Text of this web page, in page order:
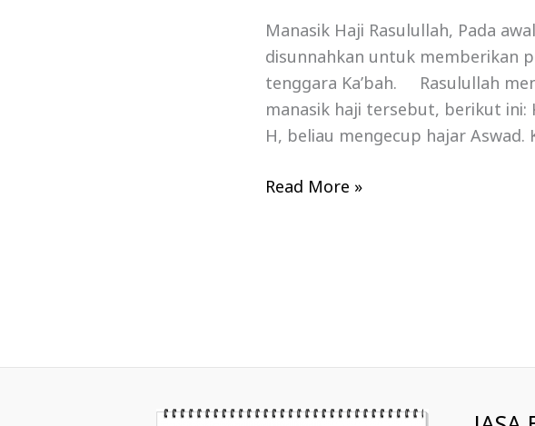
Manasik Haji Rasulullah, Pada
disunnahkan untuk memberikan
tenggara Ka’bah. Rasulullah
manasik haji tersebut, berikut
H, beliau mengecup hajar
Read More »